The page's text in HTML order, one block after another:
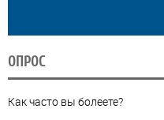
ОПРОС
Как часто вы болеете?